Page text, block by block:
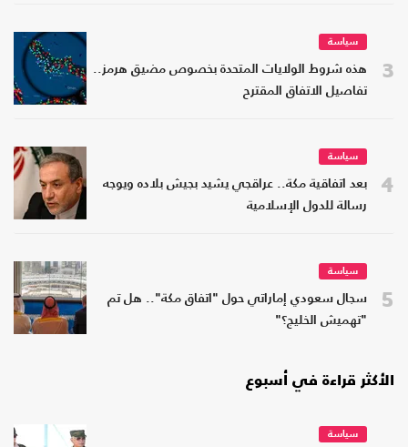
3
سياسة
هذه شروط الولايات المتحدة بخصوص مضيق هرمز..
تفاصيل الاتفاق المقترح
4
سياسة
بعد اتفاقية مكة.. عراقجي يشيد بجيش بلاده ويوجه
رسالة للدول الإسلامية
5
سياسة
سجال سعودي إماراتي حول "اتفاق مكة".. هل تم
"تهميش الخليج؟"
الأكثر قراءة في أسبوع
سياسة